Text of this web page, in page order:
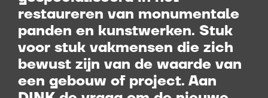
restaureren van monumentale
panden en kunstwerken. Stuk
voor stuk vakmensen die zich
bewust zijn van de waarde van
een gebouw of project. Aan